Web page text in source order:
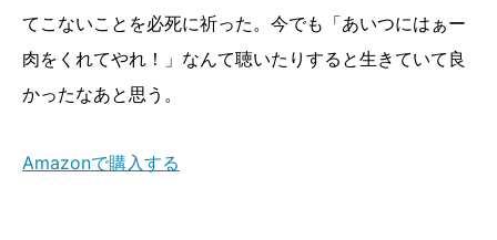
てこないことを必死に祈った。今でも「あいつにはぁー
肉をくれてやれ！」なんて聴いたりすると生きていて良
かったなあと思う。
Amazonで購入する